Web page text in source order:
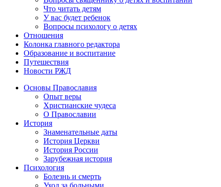
Что читать детям
У вас будет ребенок
Вопросы психологу о детях
Отношения
Колонка главного редактора
Образование и воспитание
Путешествия
Новости РЖД
Основы Православия
Опыт веры
Христианские чудеса
О Православии
История
Знаменательные даты
История Церкви
История России
Зарубежная история
Психология
Болезнь и смерть
Уход за больными